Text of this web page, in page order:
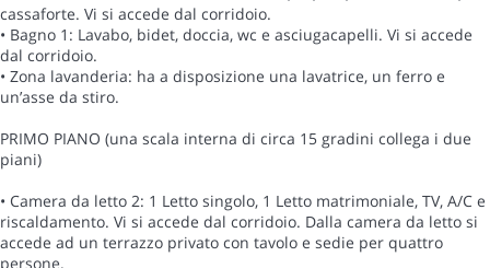
cassaforte. Vi si accede dal corridoio.
• Bagno 1: Lavabo, bidet, doccia, wc e asciugacapelli. Vi si accede
dal corridoio.
• Zona lavanderia: ha a disposizione una lavatrice, un ferro e
un’asse da stiro.
PRIMO PIANO (una scala interna di circa 15 gradini collega i due
piani)
• Camera da letto 2: 1 Letto singolo, 1 Letto matrimoniale, TV, A/C e
riscaldamento. Vi si accede dal corridoio. Dalla camera da letto si
accede ad un terrazzo privato con tavolo e sedie per quattro
persone.